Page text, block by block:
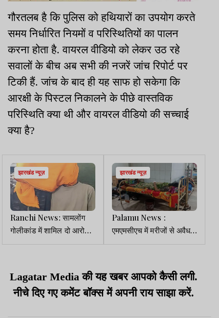
गौरतलब है कि पुलिस को हथियारों का उपयोग करते
समय निर्धारित नियमों व परिस्थितियों का पालन
करना होता है. वायरल वीडियो को लेकर उठ रहे
सवालों के बीच अब सभी की नजरें जांच रिपोर्ट पर
टिकी हैं. जांच के बाद ही यह साफ हो सकेगा कि
आरक्षी के पिस्टल निकालने के पीछे वास्तविक
परिस्थिति क्या थी और वायरल वीडियो की सच्चाई
क्या है?
झारखंड न्यूज़
Ranchi News: सामलोंग
गोलीकांड में शामिल दो आरोपी
नामकुम से गिरफ्तार
झारखंड न्यूज़
Palamu News :
एमएमसीएच में मरीजों से अवैध
वसूली का खेल! मुफ्त मिलने
Lagatar Media की यह खबर आपको कैसी लगी.
नीचे दिए गए कमेंट बॉक्स में अपनी राय साझा करें.